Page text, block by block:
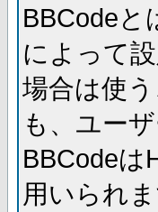
BBCodeと
によって
場合は使
も、ユー
BBCodeは
用いられ